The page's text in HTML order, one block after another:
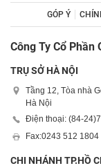
GÓP Ý
Công Ty Cổ Phần
TRỤ SỞ HÀ NỘI
Tầng 12, Tòa nhà
Hà Nội
Điện thoại: (84-24)
Fax:0243 512 1804
CHI NHÁNH TP.HỒ